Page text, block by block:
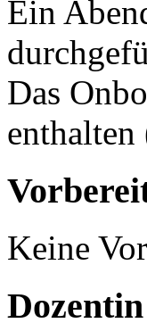
Ein
Das
Keine
Dozentin